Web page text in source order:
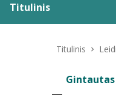
Titulinis
Titulinis